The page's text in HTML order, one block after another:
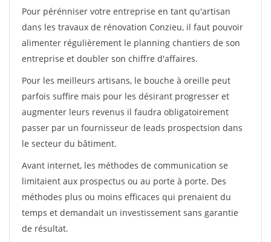
Pour pérénniser votre entreprise en tant qu'artisan
dans les travaux de rénovation Conzieu, il faut pouvoir
alimenter régulièrement le planning chantiers de son
entreprise et doubler son chiffre d'affaires.
Pour les meilleurs artisans, le bouche à oreille peut
parfois suffire mais pour les désirant progresser et
augmenter leurs revenus il faudra obligatoirement
passer par un fournisseur de leads prospectsion dans
le secteur du bâtiment.
Avant internet, les méthodes de communication se
limitaient aux prospectus ou au porte à porte. Des
méthodes plus ou moins efficaces qui prenaient du
temps et demandait un investissement sans garantie
de résultat.